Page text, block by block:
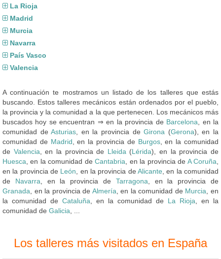
La Rioja
Madrid
Murcia
Navarra
País Vasco
Valencia
A continuación te mostramos un listado de los talleres que estás
buscando. Estos talleres mecánicos están ordenados por el pueblo,
la provincia y la comunidad a la que pertenecen. Los mecánicos más
buscados hoy se encuentran ⇒ en la provincia de Barcelona , en la
comunidad deAsturias , en la provincia deGirona (Gerona), en la
comunidad de Madrid , en la provincia de Burgos, en la comunidad
de Valencia , en la provincia de Lleida (Lérida), en la provincia de
Huesca , en la comunidad deCantabria , en la provincia de A Coruña
en la provincia de León , en la provincia deAlicante , en la comunidad
de Navarra , en la provincia de Tarragona , en la provincia de
Granada , en la provincia de Almería , en la comunidad de Murcia , en
la comunidad de Cataluña , en la comunidad de La Rioja , en la
comunidad de Galicia
Los talleres más visitados en España